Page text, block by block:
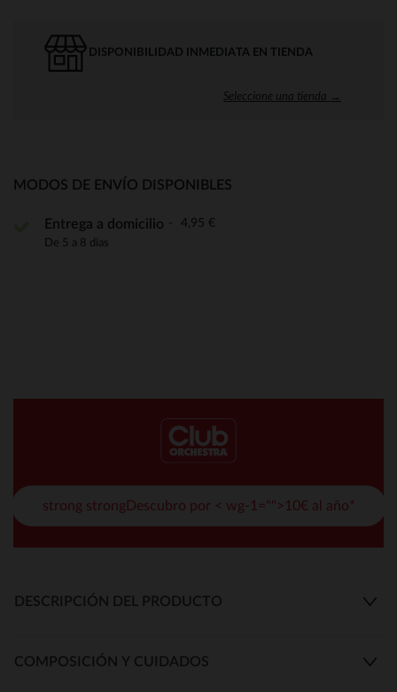
DISPONIBILIDAD INMEDIATA EN TIENDA
Seleccione una tienda →
MODOS DE ENVÍO DISPONIBLES
Entrega a domicilio 4,95 €
De 5 a 8 días
strong strongDescubro por < wg-1="">10€ al año*
DESCRIPCIÓN DEL PRODUCTO
COMPOSICIÓN Y CUIDADOS